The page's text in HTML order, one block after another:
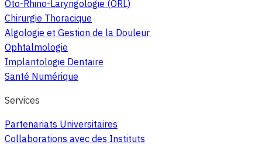
Oto-Rhino-Laryngologie (ORL)
Chirurgie Thoracique
Algologie et Gestion de la Douleur
Ophtalmologie
Implantologie Dentaire
Santé Numérique
Services
Partenariats Universitaires
Collaborations avec des Instituts